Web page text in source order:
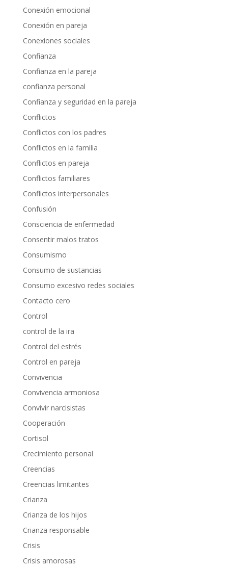
Conexión emocional
Conexión en pareja
Conexiones sociales
Confianza
Confianza en la pareja
confianza personal
Confianza y seguridad en la pareja
Conflictos
Conflictos con los padres
Conflictos en la familia
Conflictos en pareja
Conflictos familiares
Conflictos interpersonales
Confusión
Consciencia de enfermedad
Consentir malos tratos
Consumismo
Consumo de sustancias
Consumo excesivo redes sociales
Contacto cero
Control
control de la ira
Control del estrés
Control en pareja
Convivencia
Convivencia armoniosa
Convivir narcisistas
Cooperación
Cortisol
Crecimiento personal
Creencias
Creencias limitantes
Crianza
Crianza de los hijos
Crianza responsable
Crisis
Crisis amorosas